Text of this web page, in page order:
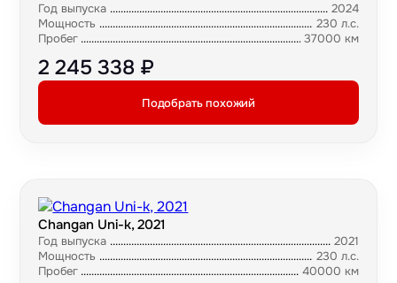
Год выпуска
2024
Мощность
230 л.с.
Пробег
37000 км
2 245 338 ₽
Подобрать похожий
Changan Uni-k, 2021
Год выпуска
2021
Мощность
230 л.с.
Пробег
40000 км